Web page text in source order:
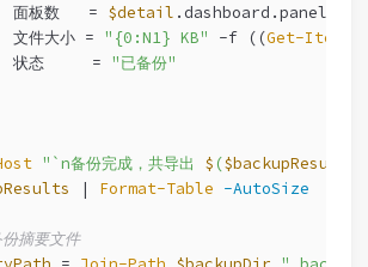
面板数   =
$detail
文件大小 =
"{0:N1} KB" -f ((Get-Item
状态     =
"已备份"
"`n备份完成，共导出 $ ($backupResults
| Format-Table -AutoSize
摘要文件